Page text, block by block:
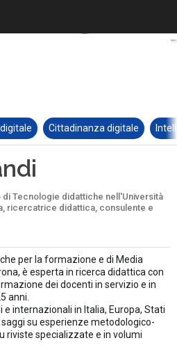
Cittadinanza digitale
Tecnologie didattiche nell'Università
ricercatrice didattica, consulente e
per la formazione e di Media
è esperta in ricerca didattica con
dei docenti in servizio e in
anni.
e internazionali in Italia, Europa, Stati
su esperienze metodologico-
riviste specializzate e in volumi